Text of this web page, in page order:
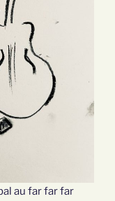
au far far far